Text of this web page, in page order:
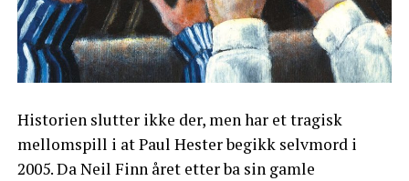
Historien slutter ikke der, men har et tragisk
mellomspill i at Paul Hester begikk selvmord i
2005. Da Neil Finn året etter ba sin gamle